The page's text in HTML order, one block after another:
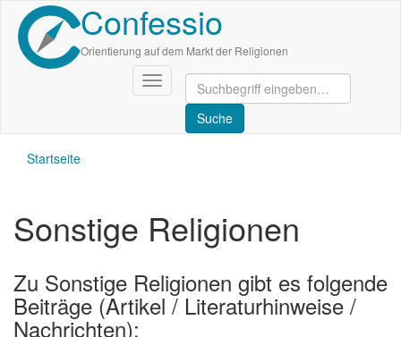
Direkt
zum
Inhalt
Confessio
Orientierung auf dem Markt der Religionen
Navigation
aktivieren/deaktivieren
Startseite
Sonstige Religionen
Zu Sonstige Religionen gibt es folgende
Beiträge (Artikel / Literaturhinweise /
Nachrichten):